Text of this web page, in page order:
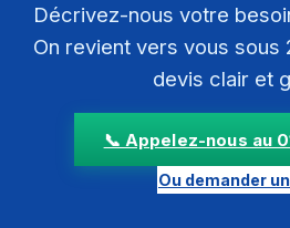
Décrivez-nous votre
On revient vers vous sous
devis clair et
📞 Appelez-nous au
Ou demander